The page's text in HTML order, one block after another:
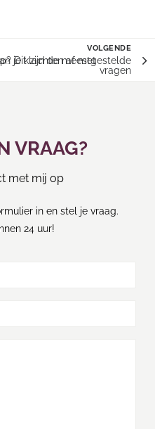
je klachten af met
VOLGENDE
Dit zijn de meestgestelde
vragen
VRAAG?
met mij op
in en stel je vraag.
24 uur!